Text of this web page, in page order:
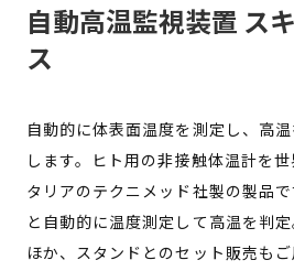
自動高温監視装置 ス
ス
自動的に体表面温度を測定し、高
します。ヒト用の非接触体温計を
タリアのテクニメッド社製の製品
と自動的に温度測定して高温を判
ほか、スタンドとのセット販売も